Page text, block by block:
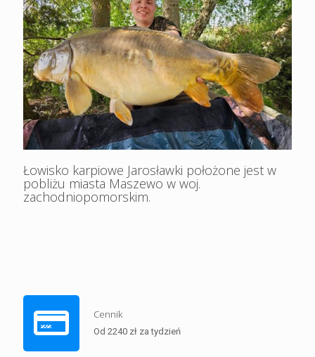
Łowisko karpiowe Jarosławki położone jest w
pobliżu miasta Maszewo w woj.
zachodniopomorskim.
Cennik
Od 2240 zł za tydzień